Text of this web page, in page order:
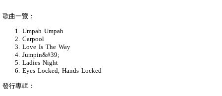
歌曲一覽：
Umpah Umpah
Carpool
Love Is The Way
Jumpin&#39;
Ladies Night
Eyes Locked, Hands Locked
發行專輯：